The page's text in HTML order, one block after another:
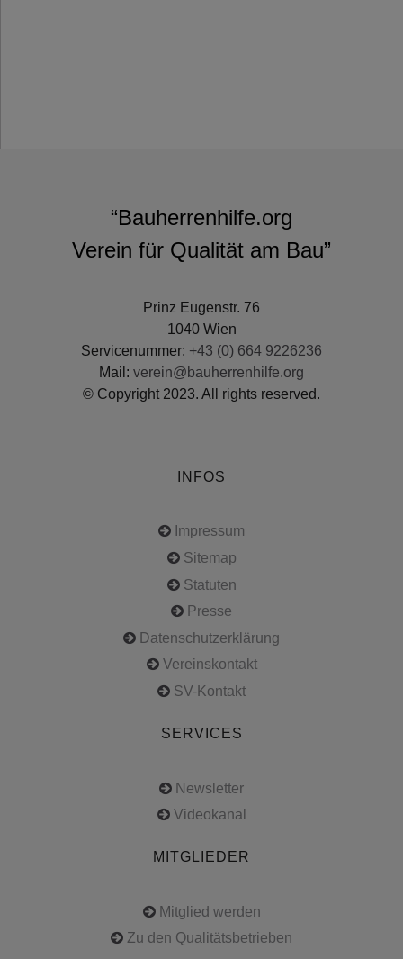
“Bauherrenhilfe.org
Verein für Qualität am Bau”
Prinz Eugenstr. 76
1040 Wien
Servicenummer: +43 (0) 664 9226236
Mail: verein@bauherrenhilfe.org
© Copyright 2023. All rights reserved.
INFOS
Impressum
Sitemap
Statuten
Presse
Datenschutzerklärung
Vereinskontakt
SV-Kontakt
SERVICES
Newsletter
Videokanal
MITGLIEDER
Mitglied werden
Zu den Qualitätsbetrieben